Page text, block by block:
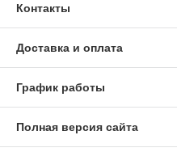
Контакты
Доставка и оплата
График работы
Полная версия сайта